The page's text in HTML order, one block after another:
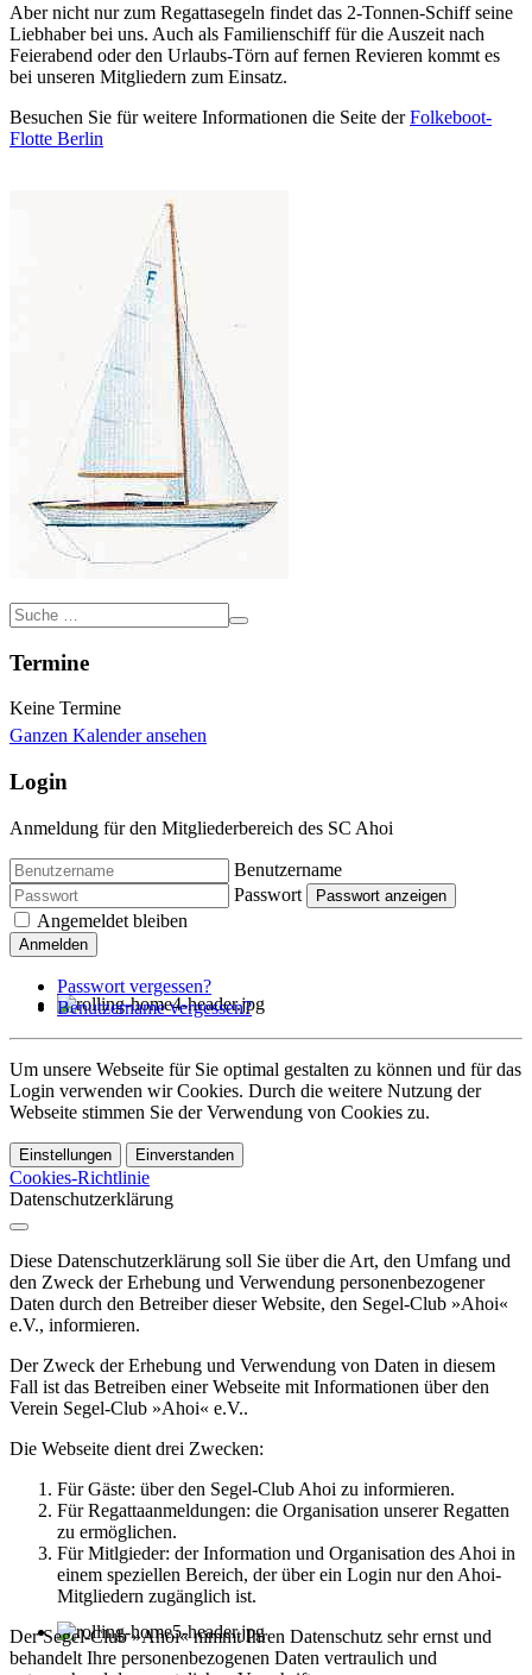
Aber nicht nur zum Regattasegeln findet das 2-Tonnen-Schiff seine
Liebhaber bei uns. Auch als Familienschiff für die Auszeit nach
Feierabend oder den Urlaubs-Törn auf fernen Revieren kommt es
bei unseren Mitgliedern zum Einsatz.
Besuchen Sie für weitere Informationen die Seite derFolkeboot-
Flotte Berlin
Termine
Keine Termine
Ganzen Kalender ansehen
Login
Anmeldung für den Mitgliederbereich des SC Ahoi
Benutzername
Passwort
Passwort anzeigen
Angemeldet bleiben
Anmelden
Passwort vergessen?
Benutzername vergessen?
Um unsere Webseite für Sie optimal gestalten zu können und für das
Login verwenden wir Cookies. Durch die weitere Nutzung der
Webseite stimmen Sie der Verwendung von Cookies zu.
Einstellungen Einverstanden
Cookies-Richtlinie
Datenschutzerklärung
Diese Datenschutzerklärung soll Sie über die Art, den Umfang und
den Zweck der Erhebung und Verwendung personenbezogener
Daten durch den Betreiber dieser Website, den Segel-Club »Ahoi«
e.V., informieren.
Der Zweck der Erhebung und Verwendung von Daten in diesem
Fall ist das Betreiben einer Webseite mit Informationen über den
Verein Segel-Club »Ahoi« e.V..
Die Webseite dient drei Zwecken:
Für Gäste: über den Segel-Club Ahoi zu informieren.
Für Regattaanmeldungen: die Organisation unserer Regatten
zu ermöglichen.
Für Mitlgieder: der Information und Organisation des Ahoi in
einem speziellen Bereich, der über ein Login nur den Ahoi-
Mitgliedern zugänglich ist.
Der Segel-Club »Ahoi« nimmt Ihren Datenschutz sehr ernst und
behandelt Ihre personenbezogenen Daten vertraulich und